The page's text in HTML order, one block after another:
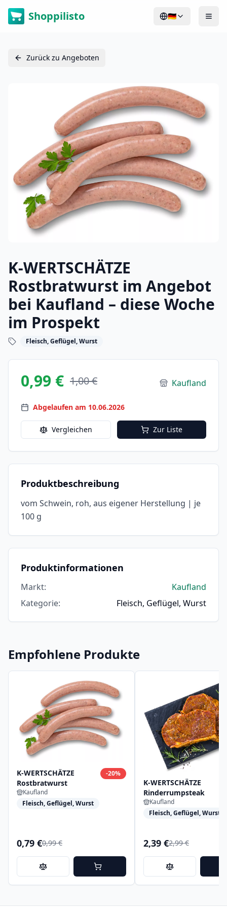
Shoppilisto 🇩🇪
Zurück zu Angeboten
K-WERTSCHÄTZE
Rostbratwurst im Angebot
bei Kaufland – diese Woche
im Prospekt
Fleisch, Geflügel, Wurst
0,99 € 1,00 € Kaufland
Abgelaufen am 10.06.2026
Vergleichen Zur Liste
Produktbeschreibung
vom Schwein, roh, aus eigener Herstellung | je
100 g
Produktinformationen
Markt:
Kaufland
Kategorie: Fleisch, Geflügel, Wurst
Empfohlene Produkte
K-WERTSCHÄTZE
Rostbratwurst
-20%
Kaufland
Fleisch, Geflügel, Wurst
0,79 €0,99 €
K-WERTSCHÄTZE
Rinderrumpsteak
Kaufland
Fleisch, Geflügel, Wurst
2,39 €2,99 €